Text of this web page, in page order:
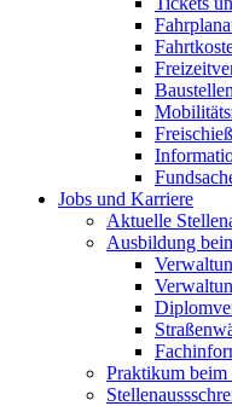
Baustellen
Jobs und Karriere
Aktuelle
Ausbildung
Praktikum